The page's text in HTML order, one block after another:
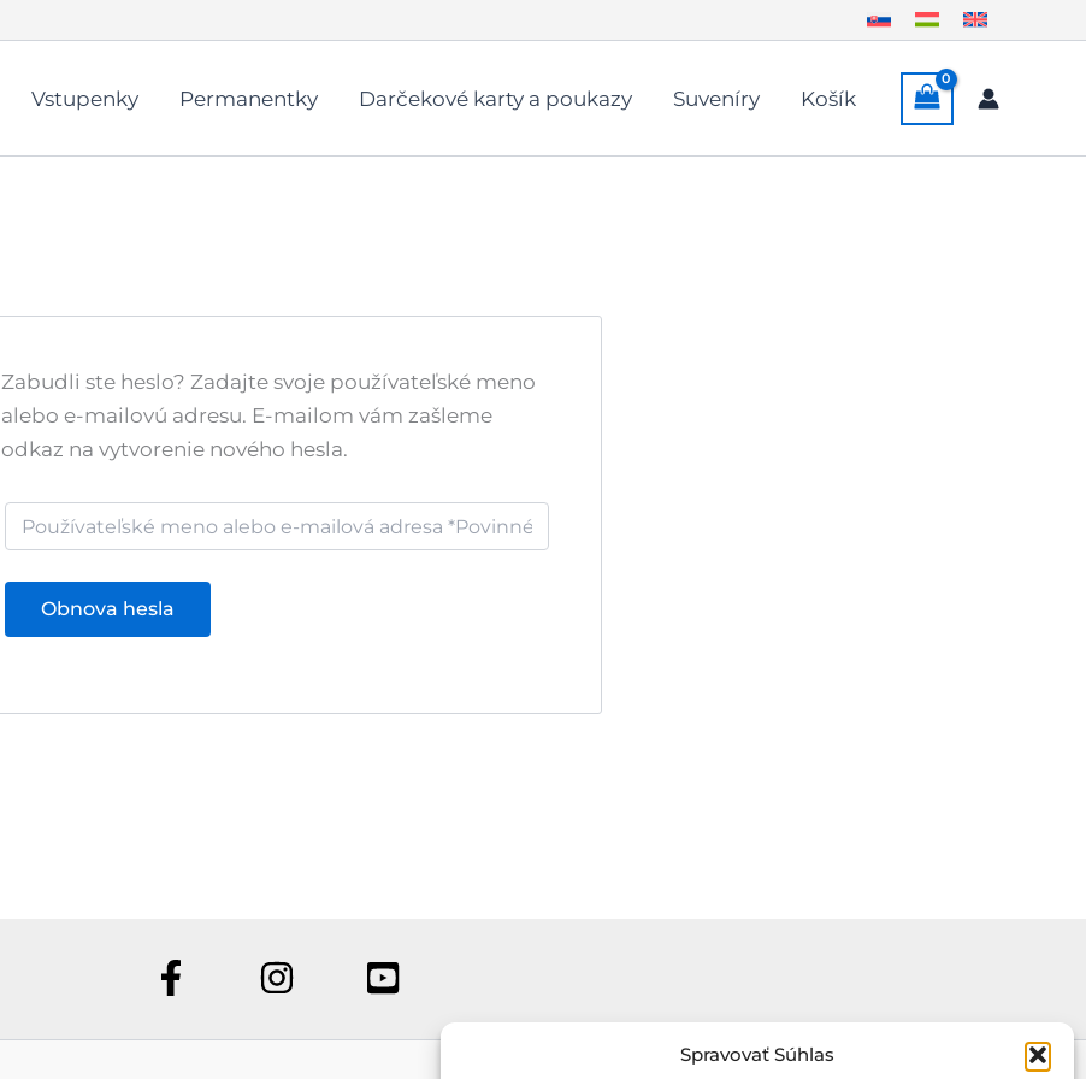
Spravovať Súhlas
Vstupenky Permanentky Darčekové karty a poukazy Suveníry Košík
Zabudli ste heslo? Zadajte svoje používateľské meno
alebo e-mailovú adresu. E-mailom vám zašleme
odkaz na vytvorenie nového hesla.
Obnova hesla